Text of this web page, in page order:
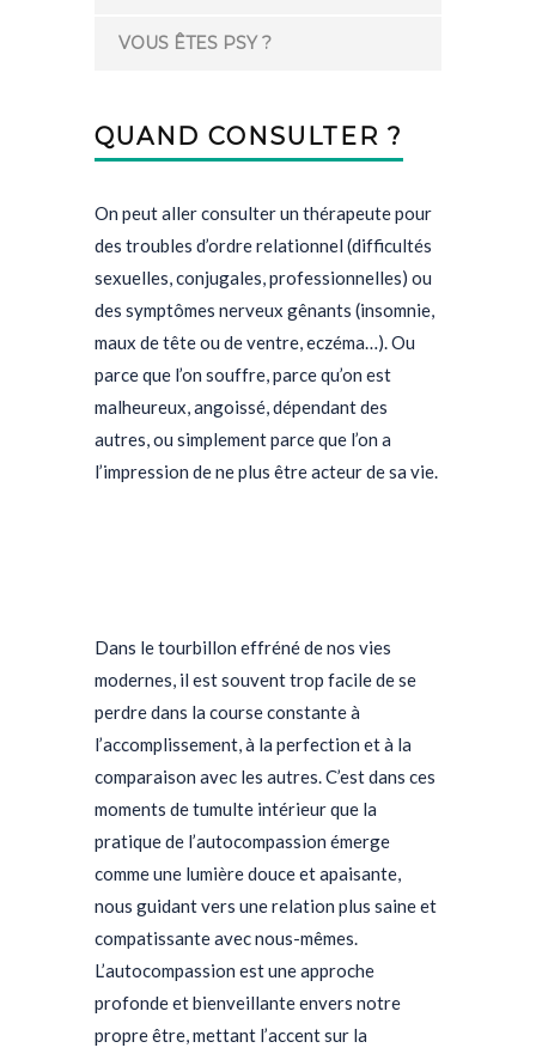
VOUS ÊTES PSY ?
QUAND CONSULTER ?
On peut aller consulter un thérapeute pour
des troubles d’ordre relationnel (difficultés
sexuelles, conjugales, professionnelles) ou
des symptômes nerveux gênants (insomnie,
maux de tête ou de ventre, eczéma…). Ou
parce que l’on souffre, parce qu’on est
malheureux, angoissé, dépendant des
autres, ou simplement parce que l’on a
l’impression de ne plus être acteur de sa vie.
Dans le tourbillon effréné de nos vies
modernes, il est souvent trop facile de se
perdre dans la course constante à
l’accomplissement, à la perfection et à la
comparaison avec les autres. C’est dans ces
moments de tumulte intérieur que la
pratique de l’autocompassion émerge
comme une lumière douce et apaisante,
nous guidant vers une relation plus saine et
compatissante avec nous-mêmes.
L’autocompassion est une approche
profonde et bienveillante envers notre
propre être, mettant l’accent sur la